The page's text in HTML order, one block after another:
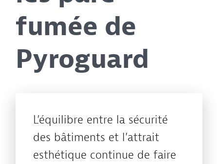
fumée de
Pyroguard
L’équilibre entre la sécurité
des bâtiments et l’attrait
esthétique continue de faire